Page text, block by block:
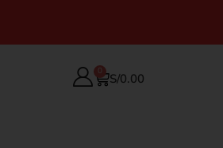
S/0.00
0